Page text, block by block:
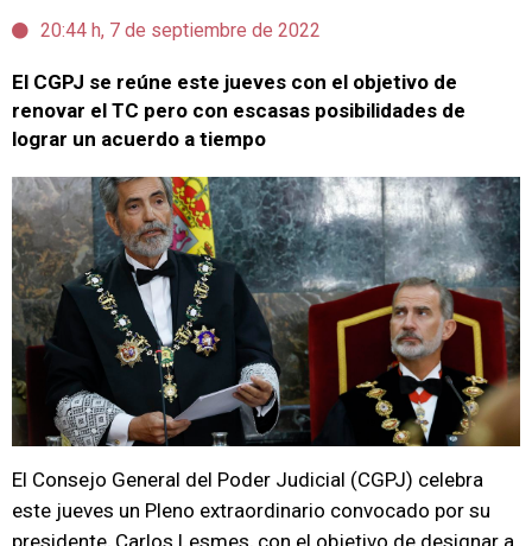
20:44 h, 7 de septiembre de 2022
El CGPJ se reúne este jueves con el objetivo de
renovar el TC pero con escasas posibilidades de
lograr un acuerdo a tiempo
El Consejo General del Poder Judicial (CGPJ) celebra
este jueves un Pleno extraordinario convocado por su
presidente, Carlos Lesmes, con el objetivo de designar a